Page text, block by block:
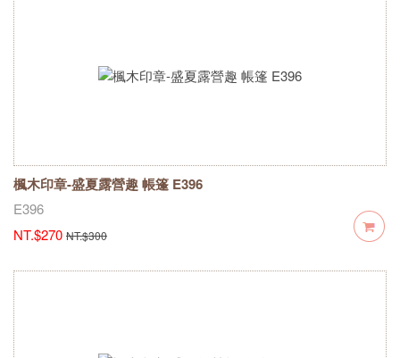
楓木印章-盛夏露營趣 帳篷 E396
E396
NT.$270 NT.$300